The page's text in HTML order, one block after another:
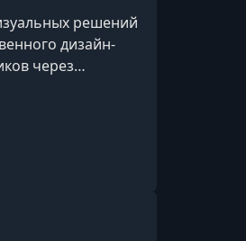
решений
дизайн-
через
и опыт